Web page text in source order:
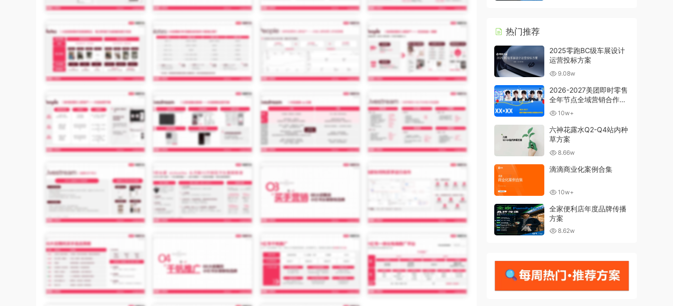
热门推荐
2025零跑BC级车展设计
运营投标方案
9.08w
2026-2027美团即时零售
全年节点全域营销合作方
案 10w+
六神花露水Q2-Q4站内种
草方案
8.66w
滴滴商业化案例合集
10w+
全家便利店年度品牌传播
方案
8.62w